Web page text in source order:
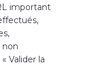
important
,
non
Valider la